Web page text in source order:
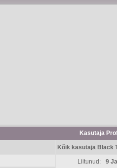
Kasutaja
Kõik kasutaja Black
Liitunud:
9